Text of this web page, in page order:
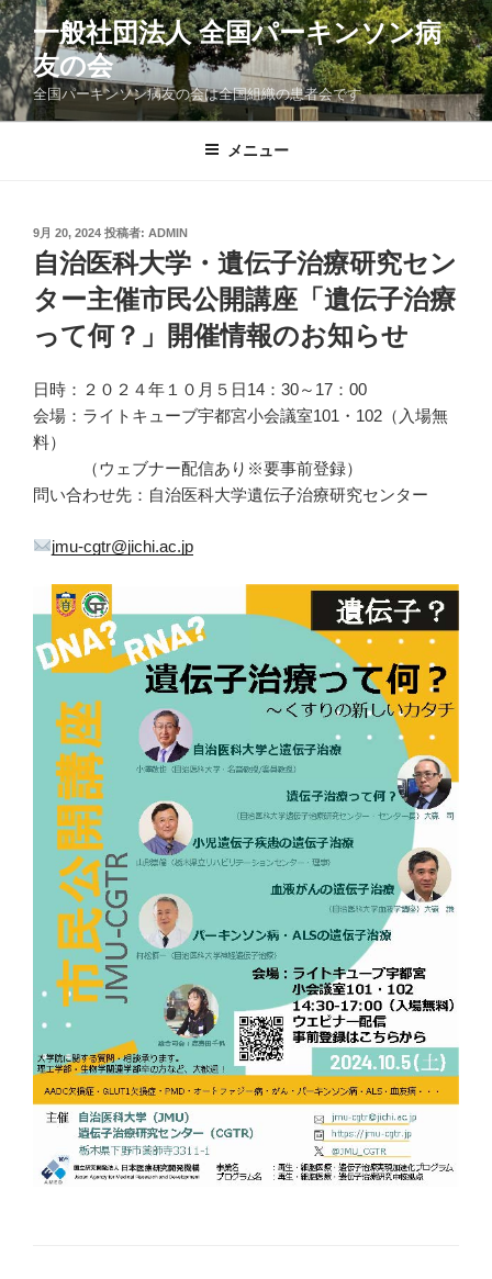
コ
ン
テ
ン
ツ
一般社団法人 全国パーキンソン病
友の会
全国パーキンソン病友の会は全国組織の患者会です
メニュー
投
稿
日:
9月 20, 2024 投稿者: ADMIN
自治医科大学・遺伝子治療研究セン
ター主催市民公開講座「遺伝子治療
って何？」開催情報のお知らせ
日時：２０２４年１０月５日14：30～17：00
会場：ライトキューブ宇都宮小会議室101・102（入場無
料）
（ウェブナー配信あり※要事前登録）
問い合わせ先：自治医科大学遺伝子治療研究センター
jmu-cgtr@jichi.ac.jp